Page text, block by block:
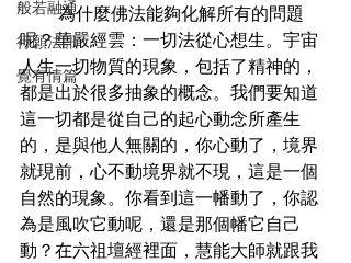
般若融通
行願法訊
覺有情篇
為什麼佛法能夠化解所有的問題
呢？華嚴經雲：一切法從心想生。宇宙
人生一切物質的現象，包括了精神的，
都是出於很多抽象的概念。我們要知道
這一切都是從自己的起心動念所產生
的，是與他人無關的，你心動了，境界
就現前，心不動境界就不現，這是一個
自然的現象。你看到這一幡動了，你認
為是風吹它動呢，還是那個幡它自己
動？在六祖壇經裡面，慧能大師就跟我